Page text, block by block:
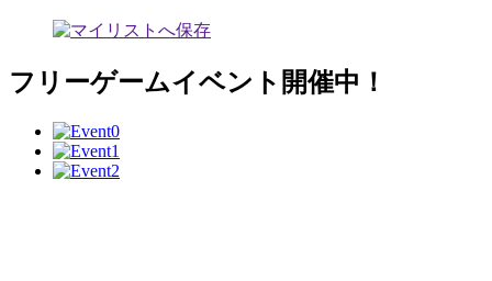
フリーゲームイベント開催中！